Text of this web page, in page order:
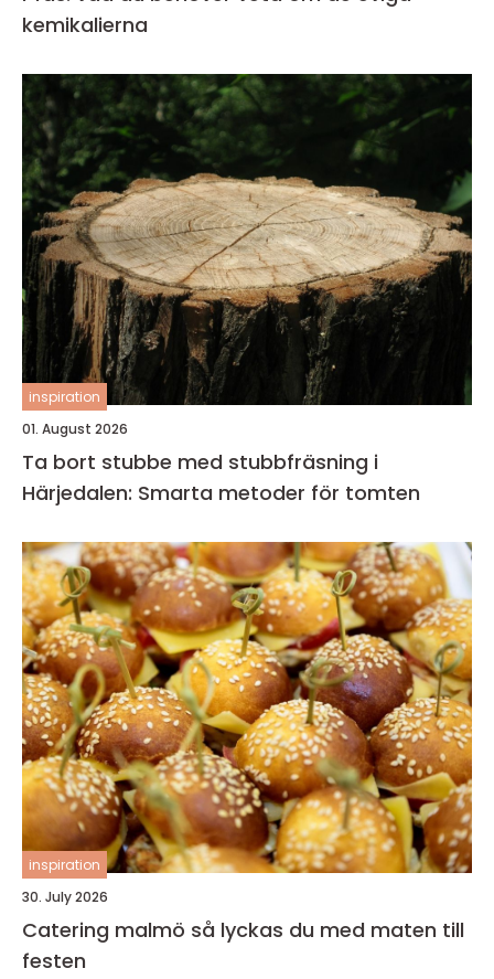
kemikalierna
inspiration
01. August 2026
Ta bort stubbe med stubbfräsning i
Härjedalen: Smarta metoder för tomten
inspiration
30. July 2026
Catering malmö så lyckas du med maten till
festen